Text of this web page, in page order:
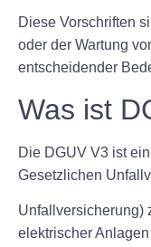
Diese Vorschriften
oder der Wartung
entscheidender
Was ist
Die DGUV V3 ist
Gesetzlichen
Unfallversicherung)
elektrischer